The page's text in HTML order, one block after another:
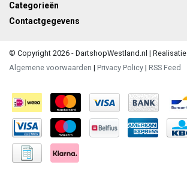
Categorieën
Contactgegevens
© Copyright 2026 - DartshopWestland.nl | Realisatie
Algemene voorwaarden | Privacy Policy | RSS Feed